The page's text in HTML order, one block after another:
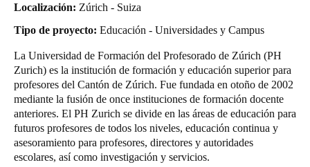
Colombia|Español
Mexico
Español
Colombia
Español
Localización: Zúrich - Suiza
Tipo de proyecto: Educación - Universidades y Campus
La Universidad de Formación del Profesorado de Zúrich (PH
Zurich) es la institución de formación y educación superior para
profesores del Cantón de Zúrich. Fue fundada en otoño de 2002
mediante la fusión de once instituciones de formación docente
anteriores. El PH Zurich se divide en las áreas de educación para
futuros profesores de todos los niveles, educación continua y
asesoramiento para profesores, directores y autoridades
escolares, así como investigación y servicios.